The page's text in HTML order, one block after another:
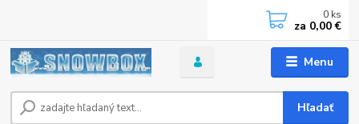
Menu
Hľadať
0 ks
za 0,00 €